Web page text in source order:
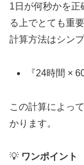
1日が何秒かを正
る上でとても重要
計算方法はシンプ
『24時間 ×
この計算によっ
かります。
💡 ワンポイント